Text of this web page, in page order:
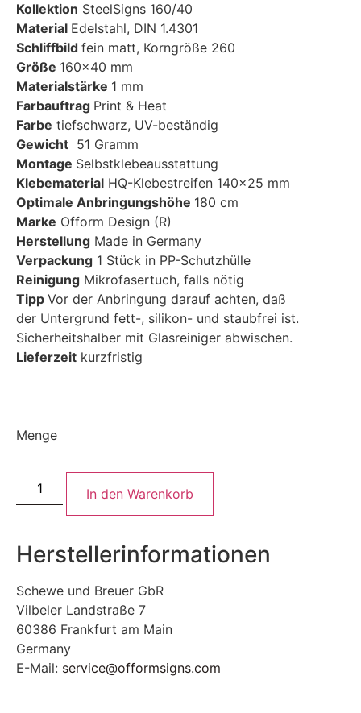
Kollektion SteelSigns 160/40
Material Edelstahl, DIN 1.4301
Schliffbild fein matt, Korngröße 260
Größe 160×40 mm
Materialstärke 1 mm
Farbauftrag Print & Heat
Farbe tiefschwarz, UV-beständig
Gewicht 51 Gramm
Montage Selbstklebeausstattung
Klebematerial HQ-Klebestreifen 140×25 mm
Optimale Anbringungshöhe 180 cm
Marke Ofform Design (R)
Herstellung Made in Germany
Verpackung 1 Stück in PP-Schutzhülle
Reinigung Mikrofasertuch, falls nötig
Tipp Vor der Anbringung darauf achten, daß
der Untergrund fett-, silikon- und staubfrei ist.
Sicherheitshalber mit Glasreiniger abwischen.
Lieferzeit kurzfristig
Menge
In den Warenkorb
Herstellerinformationen
Schewe und Breuer GbR
Vilbeler Landstraße 7
60386 Frankfurt am Main
Germany
E-Mail: service@offormsigns.com